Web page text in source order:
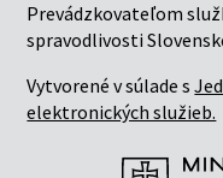
Prevádzkovateľom
spravodlivosti
Vytvorené v súlade s
elektronických služieb.